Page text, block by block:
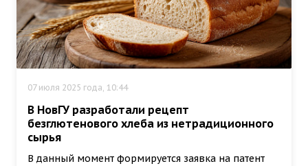
07 июля 2025 года, 10:44
В НовГУ разработали рецепт
безглютенового хлеба из нетрадиционного
сырья
В данный момент формируется заявка на патент